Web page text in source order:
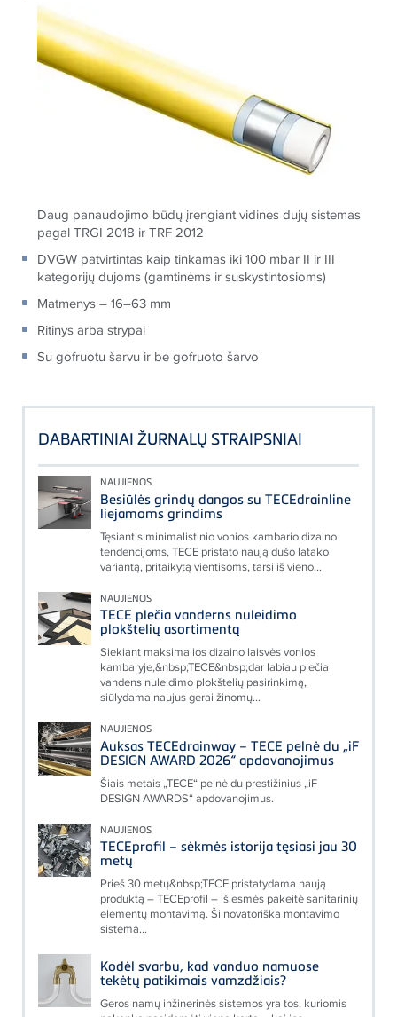
Daug panaudojimo būdų įrengiant vidines dujų sistemas
pagal TRGI 2018 ir TRF 2012
DVGW patvirtintas kaip tinkamas iki 100 mbar II ir III
kategorijų dujoms (gamtinėms ir suskystintosioms)
Matmenys – 16–63 mm
Ritinys arba strypai
Su gofruotu šarvu ir be gofruoto šarvo
DABARTINIAI ŽURNALŲ STRAIPSNIAI
NAUJIENOS
Besiūlės grindų dangos su TECEdrainline
liejamoms grindims
Tęsiantis minimalistinio vonios kambario dizaino
tendencijoms, TECE pristato naują dušo latako
variantą, pritaikytą vientisoms, tarsi iš vieno...
NAUJIENOS
TECE plečia vanderns nuleidimo
plokštelių asortimentą
Siekiant maksimalios dizaino laisvės vonios
kambaryje,&nbsp;TECE&nbsp;dar labiau plečia
vandens nuleidimo plokštelių pasirinkimą,
siūlydama naujus gerai žinomų...
NAUJIENOS
Auksas TECEdrainway – TECE pelnė du „iF
DESIGN AWARD 2026“ apdovanojimus
Šiais metais „TECE“ pelnė du prestižinius „iF
DESIGN AWARDS“ apdovanojimus.
NAUJIENOS
TECEprofil – sėkmės istorija tęsiasi jau 30
metų
Prieš 30 metų&nbsp;TECE pristatydama naują
produktą – TECEprofil – iš esmės pakeitė sanitarinių
elementų montavimą. Ši novatoriška montavimo
sistema...
Kodėl svarbu, kad vanduo namuose
tekėtų patikimais vamzdžiais?
Geros namų inžinerinės sistemos yra tos, kuriomis